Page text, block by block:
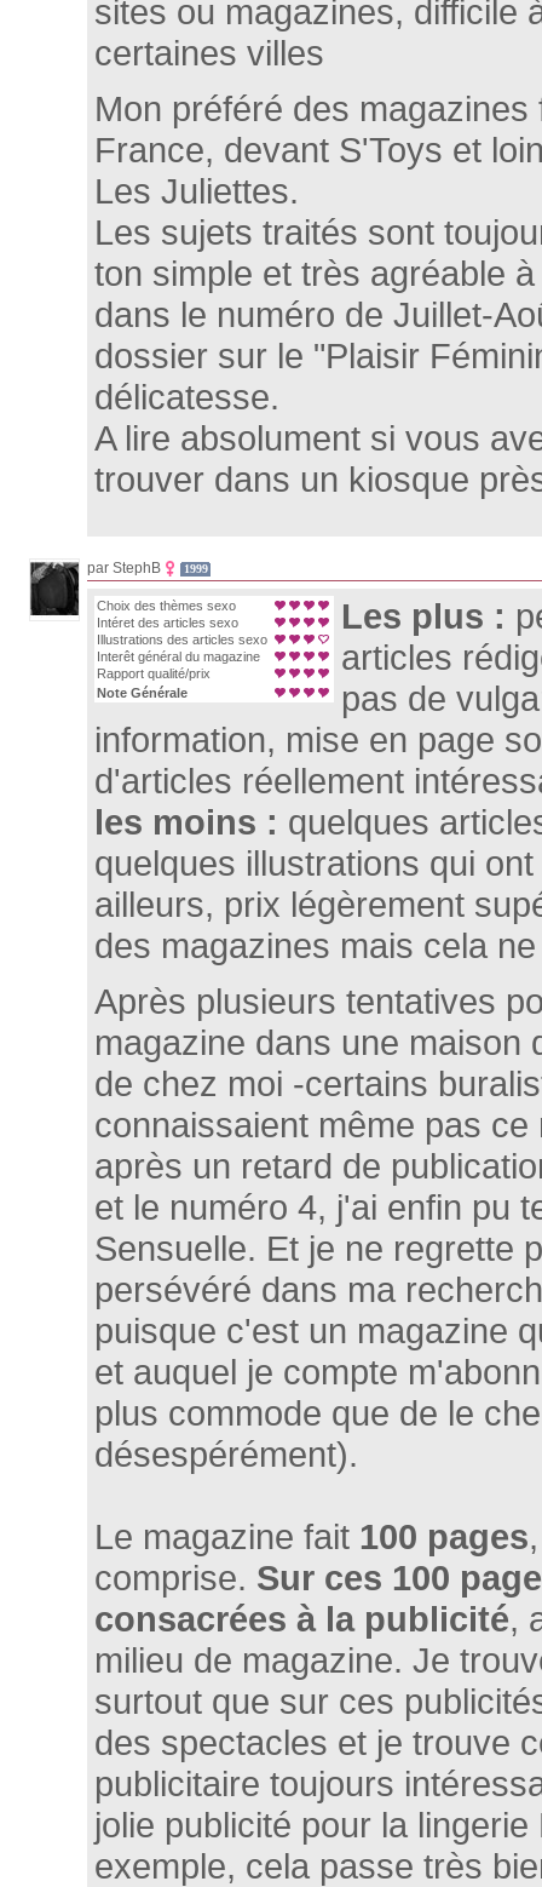
sites ou magazines, difficile
certaines villes
Mon préféré des
France, devant S'Toys et
Les Juliettes.
Les sujets traités sont
ton simple et très agréable
dans le numéro de Juillet-
dossier sur le "Plaisir
délicatesse.
A lire absolument si vous
trouver dans un kiosque
par StephB 1999
Choix des thèmes sexo
Intéret des articles sexo
Illustrations des articles sexo
Interêt général du magazine
Rapport qualité/prix
Note Générale
Les plus :
articles
pas de
information, mise en page
d'articles réellement
les moins : quelques
quelques illustrations qui
ailleurs, prix légèrement
des magazines mais cela
Après plusieurs tentatives
magazine dans une maison
de chez moi -certains
connaissaient même pas ce
après un retard de
et le numéro 4, j'ai enfin pu
Sensuelle. Et je ne regrette
persévéré dans ma
puisque c'est un magazine
et auquel je compte
plus commode que de le
désespérément).
Le magazine fait 100 pages
comprise. Sur ces 100
consacrées à la publicité,
milieu de magazine. Je
surtout que sur ces
des spectacles et je trouve
publicitaire toujours
jolie publicité pour la
exemple, cela passe très